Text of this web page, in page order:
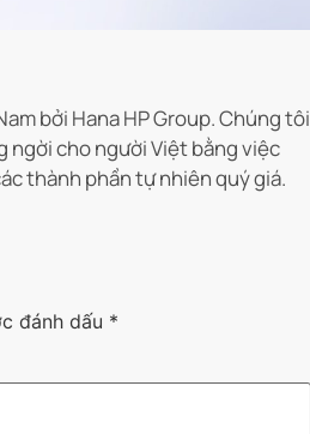
bởi Hana HP Group. Chúng tôi
ngời cho người Việt bằng việc
thành phần tự nhiên quý giá.
đánh dấu *